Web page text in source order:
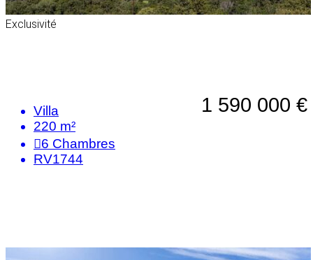
Exclusivité
1 590 000 €
Villa
220 m²
6 Chambres
RV1744